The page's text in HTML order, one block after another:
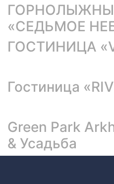
«СЕДЬМОЕ
ГОСТИНИЦА
Гостиница
Green Park
& Усадьба